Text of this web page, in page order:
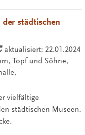
der städtischen
aktualisiert: 22.01.2024
Topf und Söhne,
vielfältige
städtischen Museen.